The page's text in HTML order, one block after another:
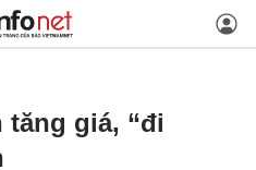
giá, “đi